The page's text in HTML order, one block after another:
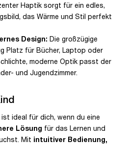
Haptik sorgt für ein edles,
das Wärme und Stil perfekt
Design: Die großzügige
Platz für Bücher, Laptop oder
moderne Optik passt der
und Jugendzimmer.
ideal für dich, wenn du eine
Lösung für das Lernen und
Mit intuitiver Bedienung,